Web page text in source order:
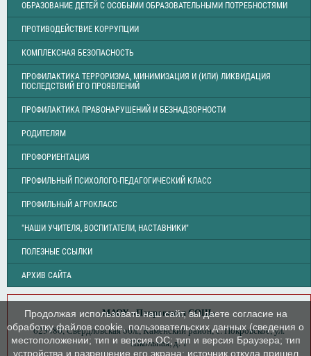
ОБРАЗОВАНИЕ ДЕТЕЙ С ОСОБЫМИ ОБРАЗОВАТЕЛЬНЫМИ ПОТРЕБНОСТЯМИ
ПРОТИВОДЕЙСТВИЕ КОРРУПЦИИ
КОМПЛЕКСНАЯ БЕЗОПАСНОСТЬ
ПРОФИЛАКТИКА ТЕРРОРИЗМА, МИНИМИЗАЦИЯ И (ИЛИ) ЛИКВИДАЦИЯ
ПОСЛЕДСТВИЙ ЕГО ПРОЯВЛЕНИЙ
ПРОФИЛАКТИКА ПРАВОНАРУШЕНИЙ И БЕЗНАДЗОРНОСТИ
РОДИТЕЛЯМ
ПРОФОРИЕНТАЦИЯ
ПРОФИЛЬНЫЙ ПСИХОЛОГО-ПЕДАГОГИЧЕСКИЙ КЛАСС
ПРОФИЛЬНЫЙ АГРОКЛАСС
"НАШИ УЧИТЕЛЯ, ВОСПИТАТЕЛИ, НАСТАВНИКИ"
ПОЛЕЗНЫЕ ССЫЛКИ
АРХИВ САЙТА
МАОУ «Покровская СОШ»
623480, Свердловская обл., Каменский район, с. Покровское, ул.
Школьная, д. 1
Продолжая использовать наш сайт, вы даете согласие на
обработку файлов cookie, пользовательских данных (сведения о
местоположении; тип и версия ОС; тип и версия Браузера; тип
устройства и разрешение его экрана; источник откуда пришел